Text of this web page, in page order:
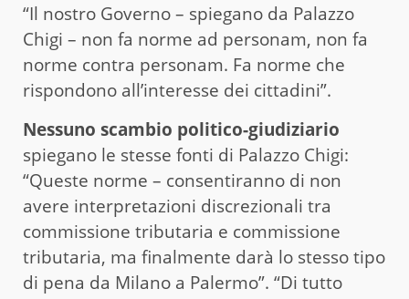
“Il nostro Governo – spiegano da Palazzo
Chigi – non fa norme ad personam, non fa
norme contra personam. Fa norme che
rispondono all’interesse dei cittadini”.
Nessuno scambio politico-giudiziario
spiegano le stesse fonti di Palazzo Chigi:
“Queste norme – consentiranno di non
avere interpretazioni discrezionali tra
commissione tributaria e commissione
tributaria, ma finalmente darà lo stesso tipo
di pena da Milano a Palermo”. “Di tutto